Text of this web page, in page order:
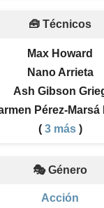
🧰 Técnicos
Max Howard
Nano Arrieta
Ash Gibson
Pérez-Marsá
( 3 más)
🎭 Género
Acción